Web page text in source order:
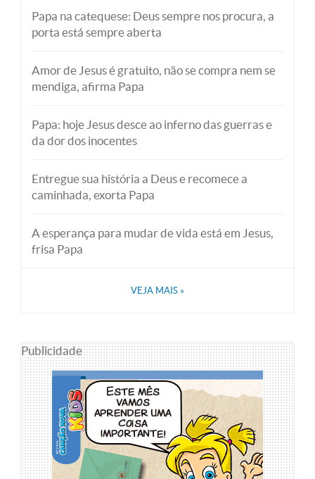
Papa na catequese: Deus sempre nos procura, a
porta está sempre aberta
Amor de Jesus é gratuito, não se compra nem se
mendiga, afirma Papa
Papa: hoje Jesus desce ao inferno das guerras e
da dor dos inocentes
Entregue sua história a Deus e recomece a
caminhada, exorta Papa
A esperança para mudar de vida está em Jesus,
frisa Papa
VEJA MAIS »
Publicidade